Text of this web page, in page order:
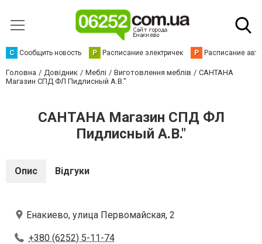
С Сообщить новость Р Расписание электричек Р Расписание
Головна Довідник Меблі Виготовлення меблів
САНТАНА
Магазин СПД ФЛ Пидлисный А.В."
САНТАНА Магазин СПД ФЛ
Пидлисный А.В."
Опис Відгуки
Енакиево, улица Первомайская, 2
+380 (6252) 5-11-74